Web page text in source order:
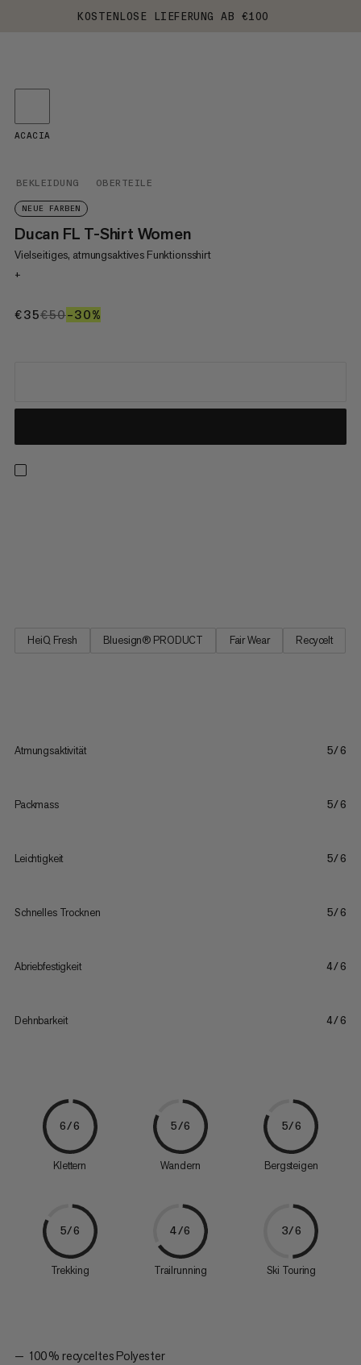
KOSTENLOSE LIEFERUNG AB €100
BEKLEIDUNG OBERTEILE
NEUE FARBEN
Ducan FL T-Shirt Women
Vielseitiges, atmungsaktives Funktionsshirt
+
€35€35
€50€50
–30%
ACACIA
HeiQ Fresh Bluesign® PRODUCT Fair Wear Recycelt
Atmungsaktivität 5/6
Packmass 5/6
Leichtigkeit 5/6
Schnelles Trocknen 5/6
Abriebfestigkeit 4/6
Dehnbarkeit 4/6
6/6
Klettern
5/6
Wandern
5/6
Bergsteigen
5/6
Trekking
4/6
Trailrunning
3/6
Ski Touring
100 % recyceltes Polyester